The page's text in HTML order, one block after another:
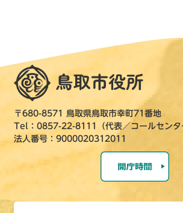
〒680-8571 鳥取県鳥取市幸町71番地
Tel：0857-22-8111（代表／コールセンタ
法人番号：9000020312011